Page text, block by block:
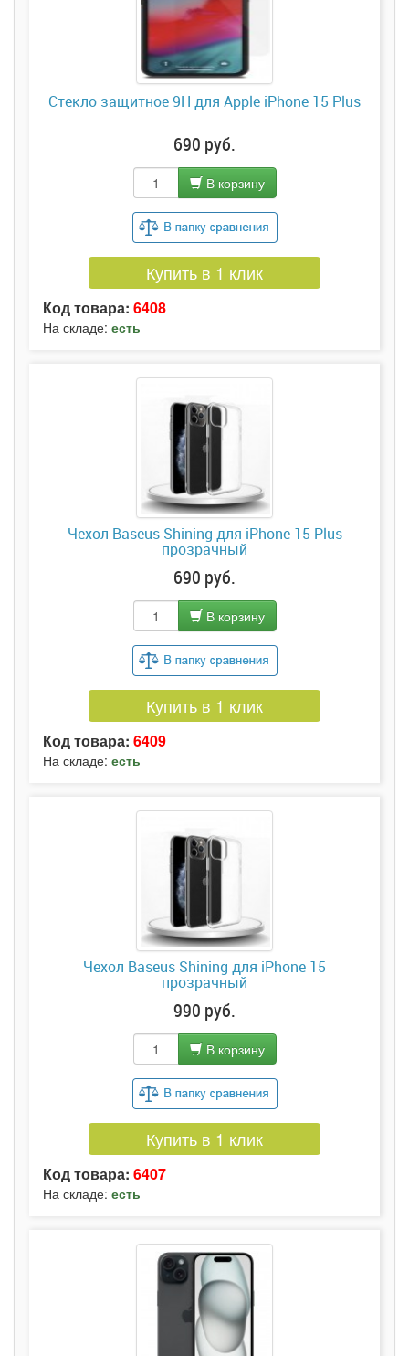
Стекло защитное 9H для Apple iPhone 15 Plus
690 руб.
В корзину
Купить в 1 клик
Код товара: 6408
На складе: есть
Чехол Baseus Shining для iPhone 15 Plus
прозрачный
690 руб.
В корзину
Купить в 1 клик
Код товара: 6409
На складе: есть
Чехол Baseus Shining для iPhone 15
прозрачный
990 руб.
В корзину
Купить в 1 клик
Код товара: 6407
На складе: есть